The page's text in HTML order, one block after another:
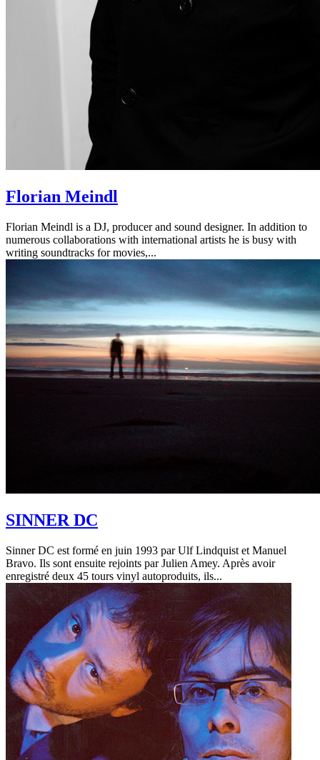
Florian Meindl
Florian Meindl is a DJ, producer and sound designer. In addition to
numerous collaborations with international artists he is busy with
writing soundtracks for movies,...
SINNER DC
Sinner DC est formé en juin 1993 par Ulf Lindquist et Manuel
Bravo. Ils sont ensuite rejoints par Julien Amey. Après avoir
enregistré deux 45 tours vinyl autoproduits, ils...